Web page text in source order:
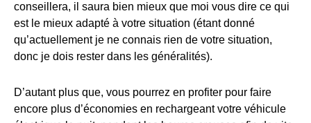
conseillera, il saura bien mieux que moi vous dire ce qui
est le mieux adapté à votre situation (étant donné
qu’actuellement je ne connais rien de votre situation,
donc je dois rester dans les généralités).
D’autant plus que, vous pourrez en profiter pour faire
encore plus d’économies en rechargeant votre véhicule